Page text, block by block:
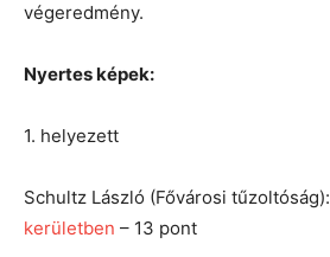
végeredmény.
Nyertes képek:
1. helyezett
Schultz László (Fővárosi tűzoltóság):
kerületben – 13 pont